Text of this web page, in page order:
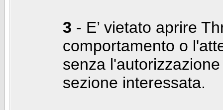
3 - E’ vietato aprire
comportamento o
senza
sezione interessata.